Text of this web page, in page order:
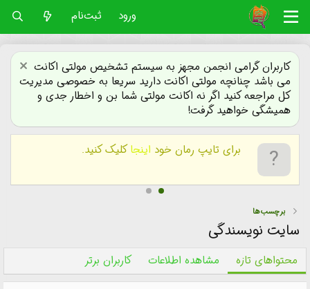
ورود ثبت‌نام
کاربران گرامی انجمن مجهز به سیستم تشخیص مولتی اکانت
می باشد چنانچه مولتی اکانت دارید سریعا به خصوصی مدیریت
کل مراجعه کنید اگر نه اکانت مولتی شما بن و اخطار جدی و
همیشگی خواهید گرفت!
برای یافتنرمان های بی نامکلیک کنید.
برچسب‌ها
سایت نویسندگی
محتواهای تازه مشاهده اطلاعات کاربران برتر